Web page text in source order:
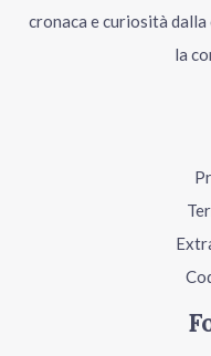
cronaca e curiosità
la